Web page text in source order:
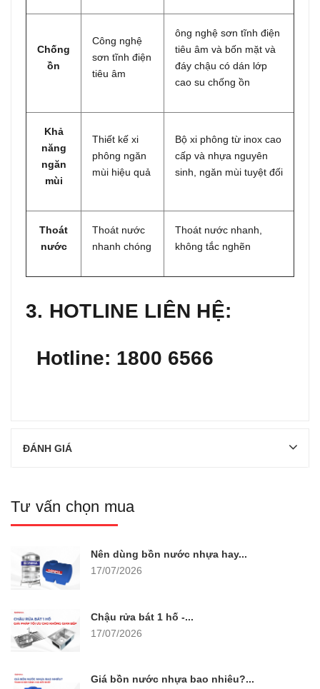
Chống
ồn
Công nghệ
sơn tĩnh điện
tiêu âm
ông nghệ sơn tĩnh điện
tiêu âm và bốn mặt và
đáy chậu có dán lớp
cao su chống ồn
Khả
năng
ngăn
mùi
Thiết kế xi
phông ngăn
mùi hiệu quả
Bộ xi phông từ inox cao
cấp và nhựa nguyên
sinh, ngăn mùi tuyệt đối
Thoát
nước
Thoát nước
nhanh chóng
Thoát nước nhanh,
không tắc nghẽn
3. HOTLINE LIÊN HỆ:
Hotline: 1800 6566
ĐÁNH GIÁ
Tư vấn chọn mua
Nên dùng bồn nước nhựa hay...
17/07/2026
Chậu rửa bát 1 hố -...
17/07/2026
Giá bồn nước nhựa bao nhiêu?...